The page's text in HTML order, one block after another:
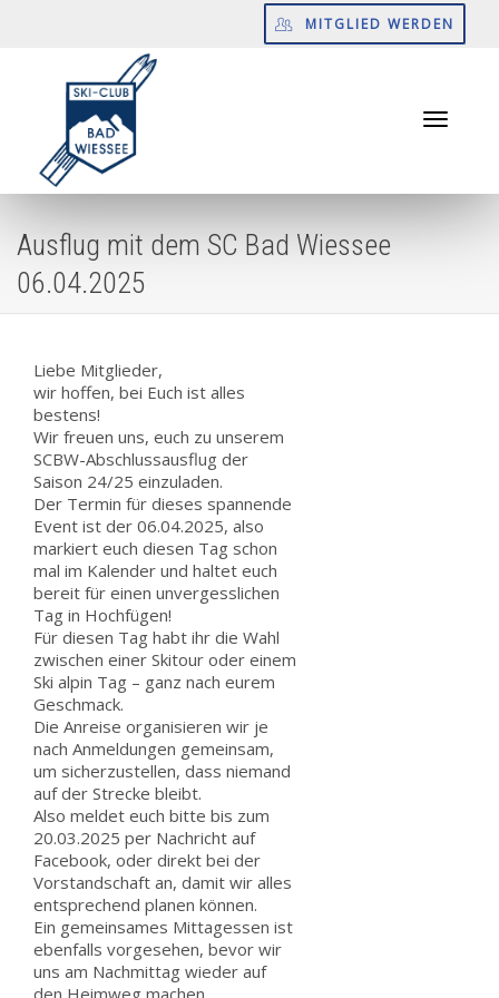
MITGLIED WERDEN
Ausflug mit dem SC Bad Wiessee
06.04.2025
Liebe Mitglieder,
wir hoffen, bei Euch ist alles
bestens!
Wir freuen uns, euch zu unserem
SCBW-Abschlussausflug der
Saison 24/25 einzuladen.
Der Termin für dieses spannende
Event ist der 06.04.2025, also
markiert euch diesen Tag schon
mal im Kalender und haltet euch
bereit für einen unvergesslichen
Tag in Hochfügen!
Für diesen Tag habt ihr die Wahl
zwischen einer Skitour oder einem
Ski alpin Tag – ganz nach eurem
Geschmack.
Die Anreise organisieren wir je
nach Anmeldungen gemeinsam,
um sicherzustellen, dass niemand
auf der Strecke bleibt.
Also meldet euch bitte bis zum
20.03.2025 per Nachricht auf
Facebook, oder direkt bei der
Vorstandschaft an, damit wir alles
entsprechend planen können.
Ein gemeinsames Mittagessen ist
ebenfalls vorgesehen, bevor wir
uns am Nachmittag wieder auf
den Heimweg machen.